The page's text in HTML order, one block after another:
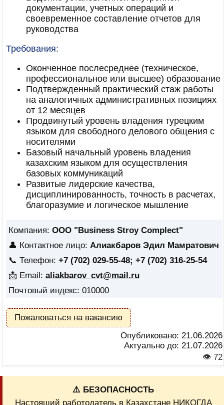
документации, учетных операций и
своевременное составление отчетов для
руководства
Требования:
Оконченное послесреднее (техническое,
профессиональное или высшее) образование
Подтвержденный практический стаж работы
на аналогичных административных позициях
от 12 месяцев
Продвинутый уровень владения турецким
языком для свободного делового общения с
носителями
Базовый начальный уровень владения
казахским языком для осуществления
базовых коммуникаций
Развитые лидерские качества,
дисциплинированность, точность в расчетах,
благоразумие и логическое мышление
Компания: ООО "Business Stroy Complect"
👤 Контактное лицо: Алиакбаров Эдил Мамратович
📞 Телефон: +7 (702) 029-55-48; +7 (702) 316-25-54
📩 Email: aliakbarov_cvt@mail.ru
Почтовый индекс: 010000
Пожаловаться на вакансию
Опубликовано: 21.06.2026
Актуально до: 21.07.2026
👁 72
⚠️ БЕЗОПАСНОСТЬ
Настоящий работодатель в Казахстане НИКОГДА